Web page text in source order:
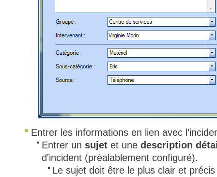
Entrer les informations en lien avec
Entrer un sujet et une description
d'incident (préalablement configuré)​.
Le sujet doit être le plus clair et